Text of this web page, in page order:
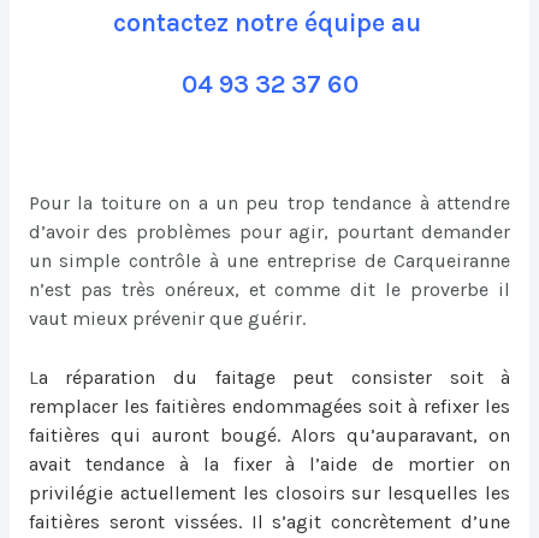
contactez notre équipe au
04 93 32 37 60
Pour la toiture on a un peu trop tendance à attendre
d’avoir des problèmes pour agir, pourtant demander
un simple contrôle à une entreprise de Carqueiranne
n’est pas très onéreux, et comme dit le proverbe il
vaut mieux prévenir que guérir.
La réparation du faitage peut consister soit à
remplacer les faitières endommagées soit à refixer les
faitières qui auront bougé. Alors qu’auparavant, on
avait tendance à la fixer à l’aide de mortier on
privilégie actuellement les closoirs sur lesquelles les
faitières seront vissées. Il s’agit concrètement d’une